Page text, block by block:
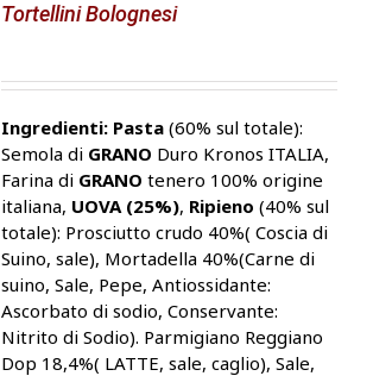
Tortellini Bolognesi
Ingredienti: Pasta(60% sul totale):
Semola di GRANO Duro Kronos ITALIA,
Farina di GRANO tenero 100% origine
italiana, UOVA (25%), Ripieno (40% sul
totale): Prosciutto crudo 40%( Coscia di
Suino, sale), Mortadella 40%(Carne di
suino, Sale, Pepe, Antiossidante:
Ascorbato di sodio, Conservante:
Nitrito di Sodio). Parmigiano Reggiano
Dop 18,4%( LATTE, sale, caglio), Sale,